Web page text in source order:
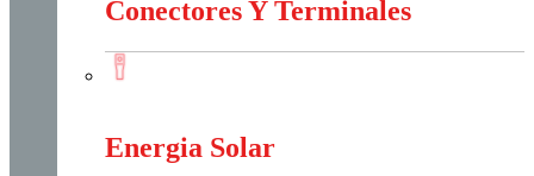
Conectores Y Terminales
Energia Solar